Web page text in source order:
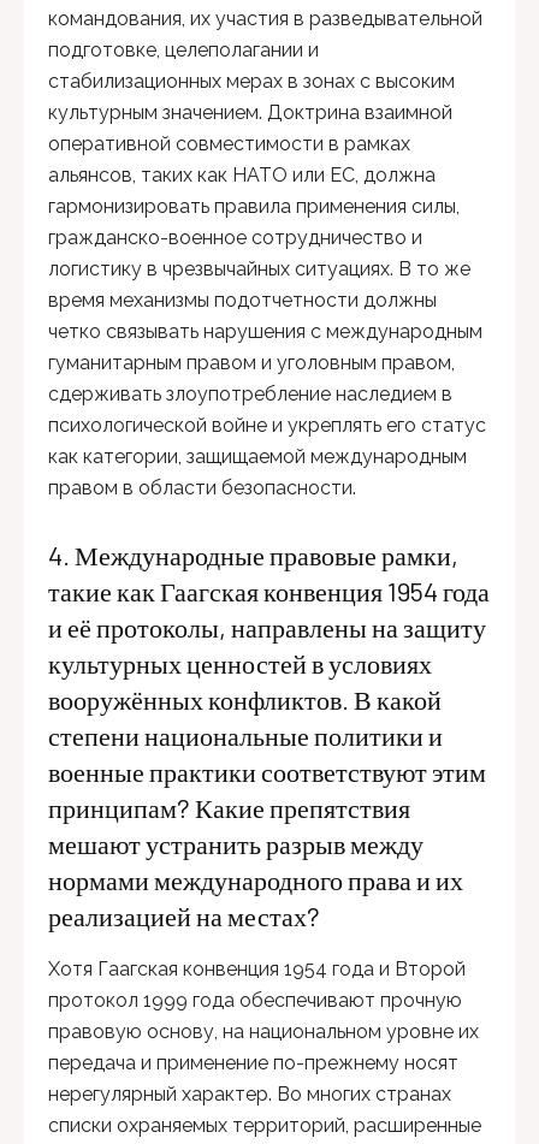
командования, их участия в разведывательной
подготовке, целеполагании и
стабилизационных мерах в зонах с высоким
культурным значением. Доктрина взаимной
оперативной совместимости в рамках
альянсов, таких как НАТО или ЕС, должна
гармонизировать правила применения силы,
гражданско-военное сотрудничество и
логистику в чрезвычайных ситуациях. В то же
время механизмы подотчетности должны
четко связывать нарушения с международным
гуманитарным правом и уголовным правом,
сдерживать злоупотребление наследием в
психологической войне и укреплять его статус
как категории, защищаемой международным
правом в области безопасности.
4. Международные правовые рамки,
такие как Гаагская конвенция 1954 года
и её протоколы, направлены на защиту
культурных ценностей в условиях
вооружённых конфликтов. В какой
степени национальные политики и
военные практики соответствуют этим
принципам? Какие препятствия
мешают устранить разрыв между
нормами международного права и их
реализацией на местах?
Хотя Гаагская конвенция 1954 года и Второй
протокол 1999 года обеспечивают прочную
правовую основу, на национальном уровне их
передача и применение по-прежнему носят
нерегулярный характер. Во многих странах
списки охраняемых территорий, расширенные